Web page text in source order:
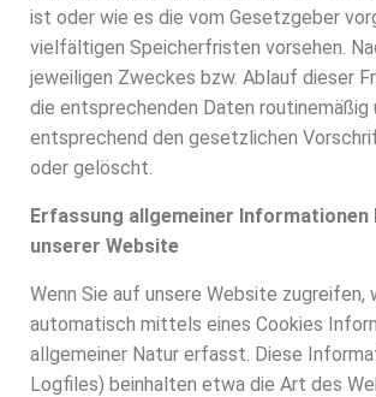
ist oder wie es die vom Gesetzgeber
vielfältigen Speicherfristen vorsehen.
jeweiligen Zweckes bzw. Ablauf dieser
die entsprechenden Daten routinemäßig
entsprechend den gesetzlichen
oder gelöscht.
Erfassung allgemeiner Informationen
unserer Website
Wenn Sie auf unsere Website zugreifen,
automatisch mittels eines Cookies
allgemeiner Natur erfasst. Diese
Logfiles) beinhalten etwa die Art des